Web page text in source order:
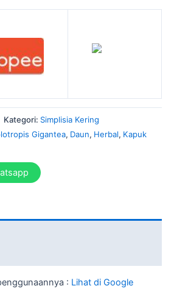
Kategori: Simplisia Kering
Gigantea, Daun, Herbal, Kapuk
: Lihat di Google